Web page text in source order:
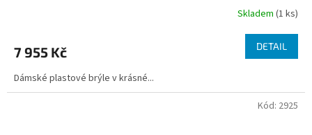
Skladem (1 ks)
7 955 Kč DETAIL
Dámské plastové brýle v krásné...
Kód: 2925